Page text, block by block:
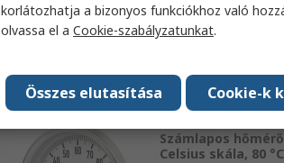
Gyártói raktáron
Számlapos
Celsius skála, 80
korlátozhatja a bizonyos funkciókhoz való
olvassa el a Cookie-szabályzatunkat.
Cookie-k
Összes elutasítása